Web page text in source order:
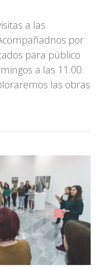
a las
por
para público
a las 11:00.
las obras